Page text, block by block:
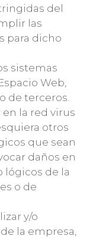
del
las
para dicho
sistemas
Web,
de terceros.
la red virus
otros
que sean
daños en
lógicos de la
o de
y/o
la empresa,